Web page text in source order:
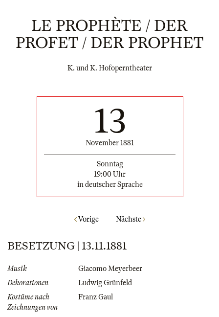
LE PROPHÈTE / DER
PROFET / DER PROPHET
K. und K. Hofoperntheater
13
November 1881
Sonntag
19:00 Uhr
in deutscher Sprache
Vorige Nächste
BESETZUNG | 13.11.1881
Musik
Giacomo Meyerbeer
Dekorationen
Ludwig Grünfeld
Kostüme nach
Zeichnungen von
Franz Gaul